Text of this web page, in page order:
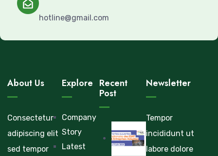
hotline@gmail.com
About Us
Consectetur
adipiscing elit
sed tempor
Explore
Company
Story
Latest
Recent
Post
Newsletter
Tempor
incididunt ut
labore dolore